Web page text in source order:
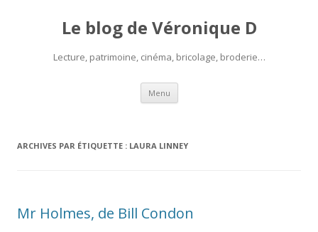
Le blog de Véronique D
Lecture, patrimoine, cinéma, bricolage, broderie…
Menu Aller
contenu
ARCHIVES PAR ÉTIQUETTE : LAURA LINNEY
Mr Holmes, de Bill Condon